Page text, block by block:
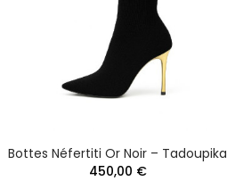
Bottes Néfertiti Or Noir – Tadoupika
450,00 €